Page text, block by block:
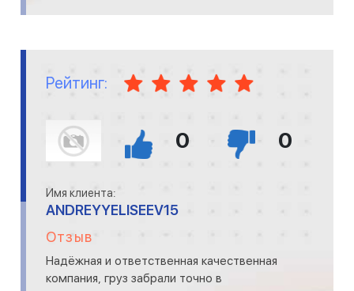
Рейтинг:
0 0
Имя клиента:
ANDREYYELISEEV15
Отзыв
Надёжная и ответственная качественная
компания, груз забрали точно в